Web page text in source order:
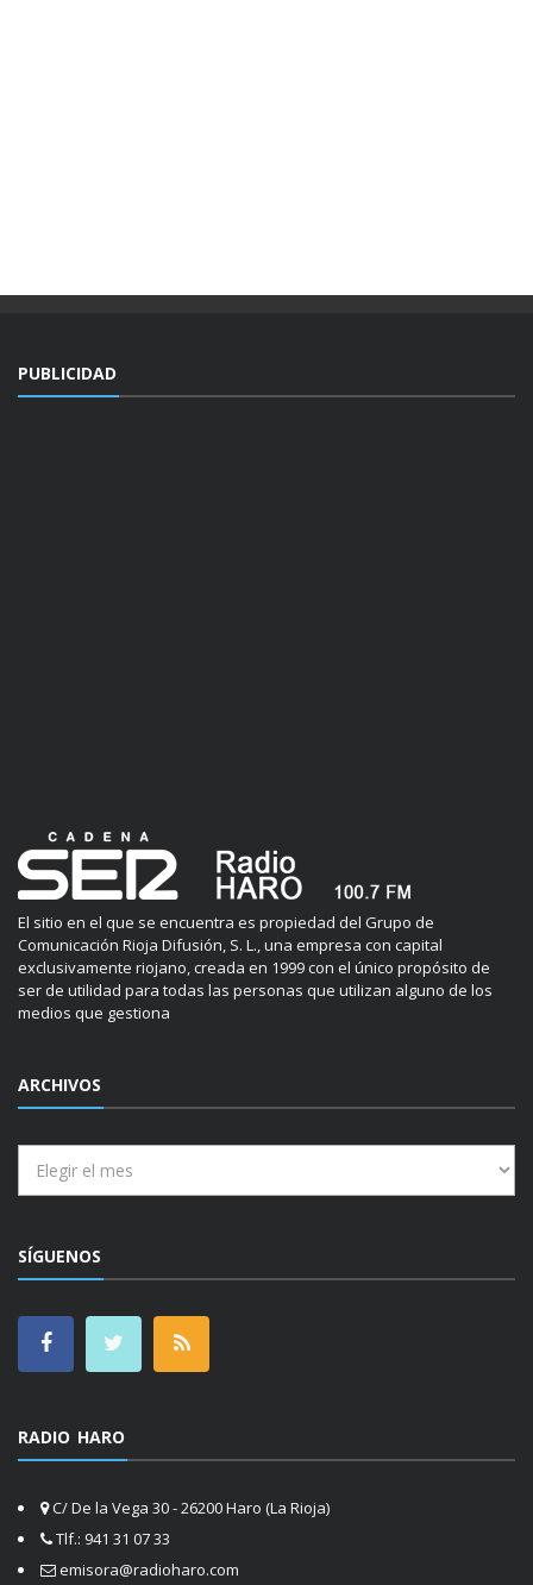
PUBLICIDAD
El sitio en el que se encuentra es propiedad del Grupo de
Comunicación Rioja Difusión, S. L., una empresa con capital
exclusivamente riojano, creada en 1999 con el único propósito de
ser de utilidad para todas las personas que utilizan alguno de los
medios que gestiona
ARCHIVOS
SÍGUENOS
RADIO HARO
C/ De la Vega 30 - 26200 Haro (La Rioja)
Tlf.: 941 31 07 33
emisora@radioharo.com